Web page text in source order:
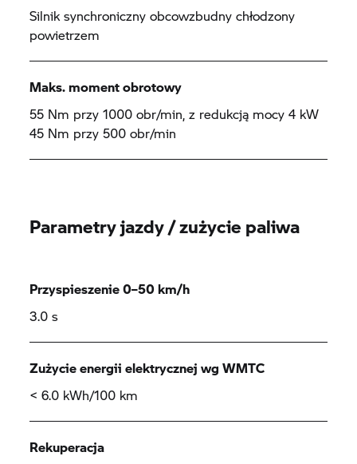
Silnik synchroniczny obcowzbudny chłodzony
powietrzem
Maks. moment obrotowy
55 Nm przy 1000 obr/min, z redukcją mocy 4 kW
45 Nm przy 500 obr/min
Parametry jazdy / zużycie paliwa
Przyspieszenie 0–50 km/h
3.0 s
Zużycie energii elektrycznej wg WMTC
< 6.0 kWh/100 km
Rekuperacja